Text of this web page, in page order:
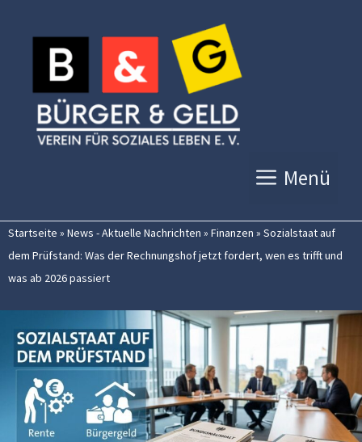
Inhalt
springen
Menü
Startseite » News - Aktuelle Nachrichten » Finanzen » Sozialstaat auf
dem Prüfstand: Was der Rechnungshof jetzt fordert, wen es trifft und
was ab 2026 passiert